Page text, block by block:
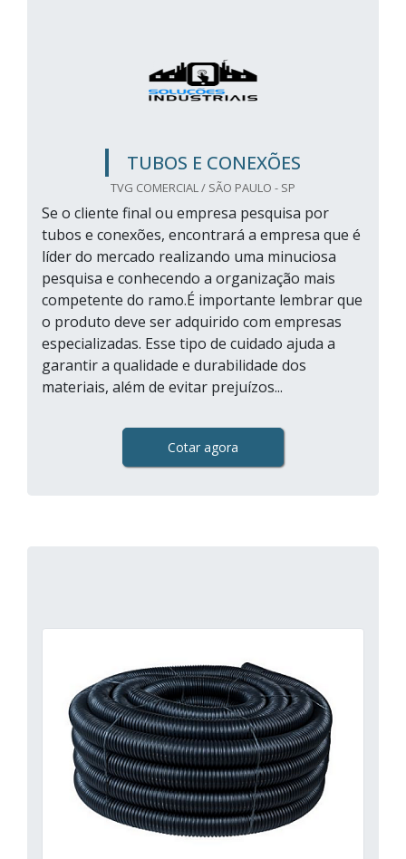
TUBOS E CONEXÕES
TVG COMERCIAL / SÃO PAULO - SP
Se o cliente final ou empresa pesquisa por
tubos e conexões, encontrará a empresa que é
líder do mercado realizando uma minuciosa
pesquisa e conhecendo a organização mais
competente do ramo.É importante lembrar que
o produto deve ser adquirido com empresas
especializadas. Esse tipo de cuidado ajuda a
garantir a qualidade e durabilidade dos
materiais, além de evitar prejuízos...
Cotar agora